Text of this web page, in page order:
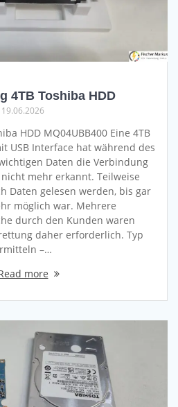
4TB Toshiba HDD
19.06.2026
HDD MQ04UBB400 Eine 4TB
USB Interface hat während des
Daten die Verbindung
mehr erkannt. Teilweise
Daten gelesen werden, bis gar
möglich war. Mehrere
durch den Kunden waren
daher erforderlich. Typ
–…
more